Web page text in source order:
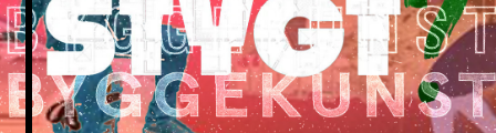
Kontakt
Podkast